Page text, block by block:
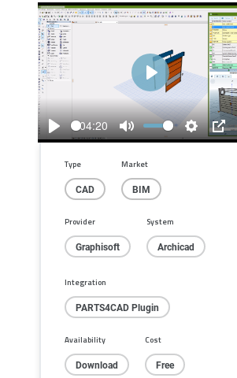
Play
04:20
Mute
Settings
PIP
Play
Type
CAD
Market
BIM
Provider
Graphisoft
System
Archicad
Integration
PARTS4CAD Plugin
Availability
Download
Cost
Free